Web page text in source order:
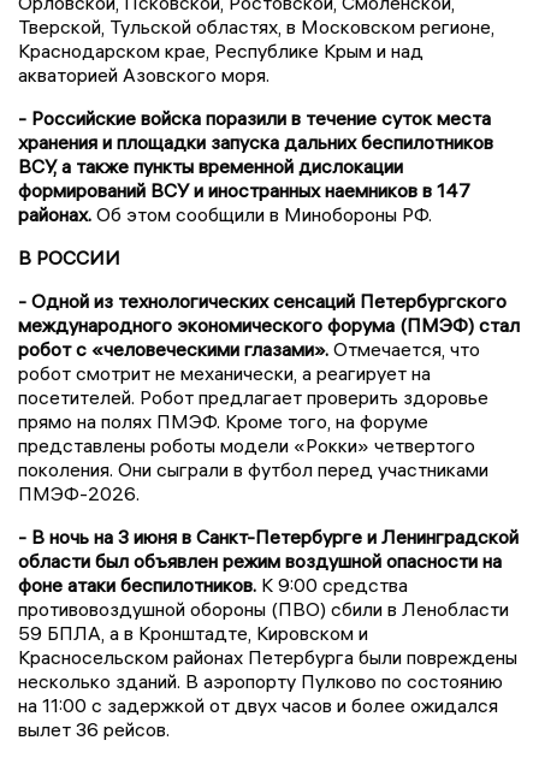
Тверской, Тульской областях, в Московском регионе,
Краснодарском крае, Республике Крым и над
акваторией Азовского моря.
- Российские войска поразили в течение суток места
хранения и площадки запуска дальних беспилотников
ВСУ, а также пункты временной дислокации
формирований ВСУ и иностранных наемников в 147
районах. Об этом сообщили в Минобороны РФ.
В РОССИИ
- Одной из технологических сенсаций Петербургского
международного экономического форума (ПМЭФ) стал
робот с «человеческими глазами». Отмечается, что
робот смотрит не механически, а реагирует на
посетителей. Робот предлагает проверить здоровье
прямо на полях ПМЭФ. Кроме того, на форуме
представлены роботы модели «Рокки» четвертого
поколения. Они сыграли в футбол перед участниками
ПМЭФ-2026.
- В ночь на 3 июня в Санкт-Петербурге и Ленинградской
области был объявлен режим воздушной опасности на
фоне атаки беспилотников. К 9:00 средства
противовоздушной обороны (ПВО) сбили в Ленобласти
59 БПЛА, а в Кронштадте, Кировском и
Красносельском районах Петербурга были повреждены
несколько зданий. В аэропорту Пулково по состоянию
на 11:00 с задержкой от двух часов и более ожидался
вылет 36 рейсов.